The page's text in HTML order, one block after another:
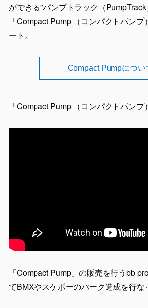
ができる”パンプトラック（
「Compact Pump （コンパクトパン
ート。
Compact Pumpについ
「Compact Pump （コンパクトパン
「Compact Pump」の販売を行うbb
てBMXやスケボーのパーク造成を行な